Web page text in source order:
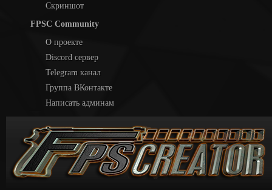
Скриншот
FPSC Community
О проекте
Discord сервер
Telegram канал
Группа ВКонтакте
Написать админам